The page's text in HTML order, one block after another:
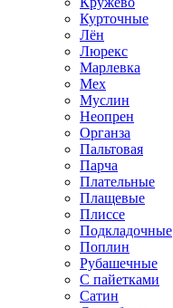
Курточные
Лён
Люрекс
Марлевка
Мех
Муслин
Неопрен
Органза
Пальтовая
Парча
Плательные
Плащевые
Плиссе
Подкладочные
Поплин
Рубашечные
С пайетками
Сатин